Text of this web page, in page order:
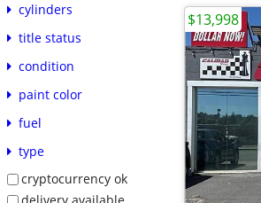
cylinders
title status
condition
paint color
fuel
type
cryptocurrency ok
$13,998